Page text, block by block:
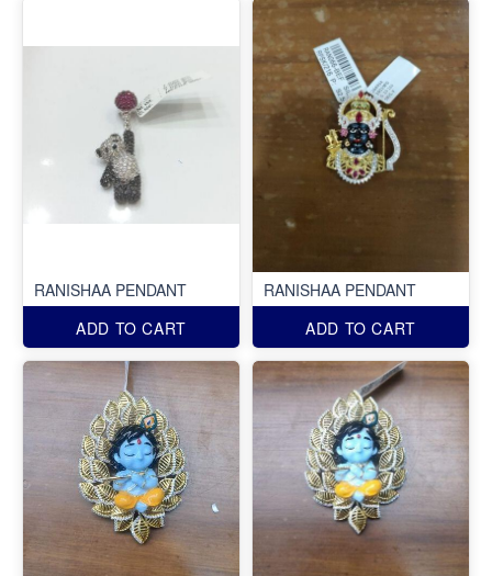
RANISHAA PENDANT
ADD TO CART
RANISHAA PENDANT
ADD TO CART